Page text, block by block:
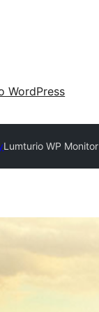
WordPress
Lumturio WP Monitor